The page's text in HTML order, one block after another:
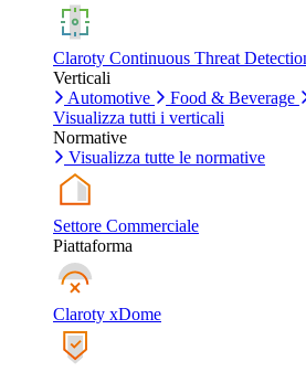
Claroty Continuous Threat
Verticali
Automotive
Food & Beverage
Visualizza tutti i verticali
Normative
Visualizza tutte le normative
Settore Commerciale
Piattaforma
Claroty xDome